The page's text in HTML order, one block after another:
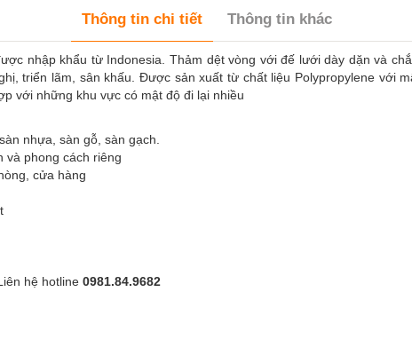
Thông tin chi tiết Thông tin khác
nhập khẩu từ Indonesia. Thảm dệt vòng với đế lưới dày dặn và
triển lãm, sân khấu. Được sản xuất từ chất liệu Polypropylene với
với những khu vực có mật độ đi lại nhiều
nhựa, sàn gỗ, sàn gạch.
và phong cách riêng
cửa hàng
hệ hotline 0981.84.9682